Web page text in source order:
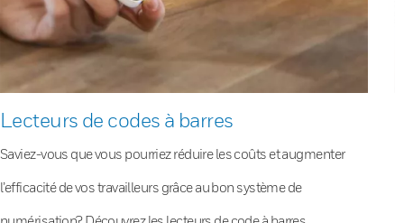
Lecteurs de codes à barres
Saviez-vous que vous pourriez réduire les coûts et augmenter
l’efficacité de vos travailleurs grâce au bon système de